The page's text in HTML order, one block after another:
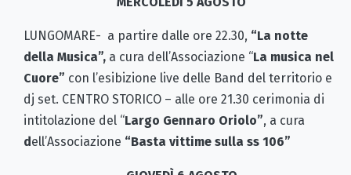
LUNGOMARE- a partire dalle ore 22.30, “La notte
della Musica”, a cura dell’Associazione “La musica nel
Cuore” con l’esibizione live delle Band del territorio e
dj set. CENTRO STORICO – alle ore 21.30 cerimonia di
intitolazione del “Largo Gennaro Oriolo”, a cura
d ell’Associazione “Basta vittime sulla ss 106”